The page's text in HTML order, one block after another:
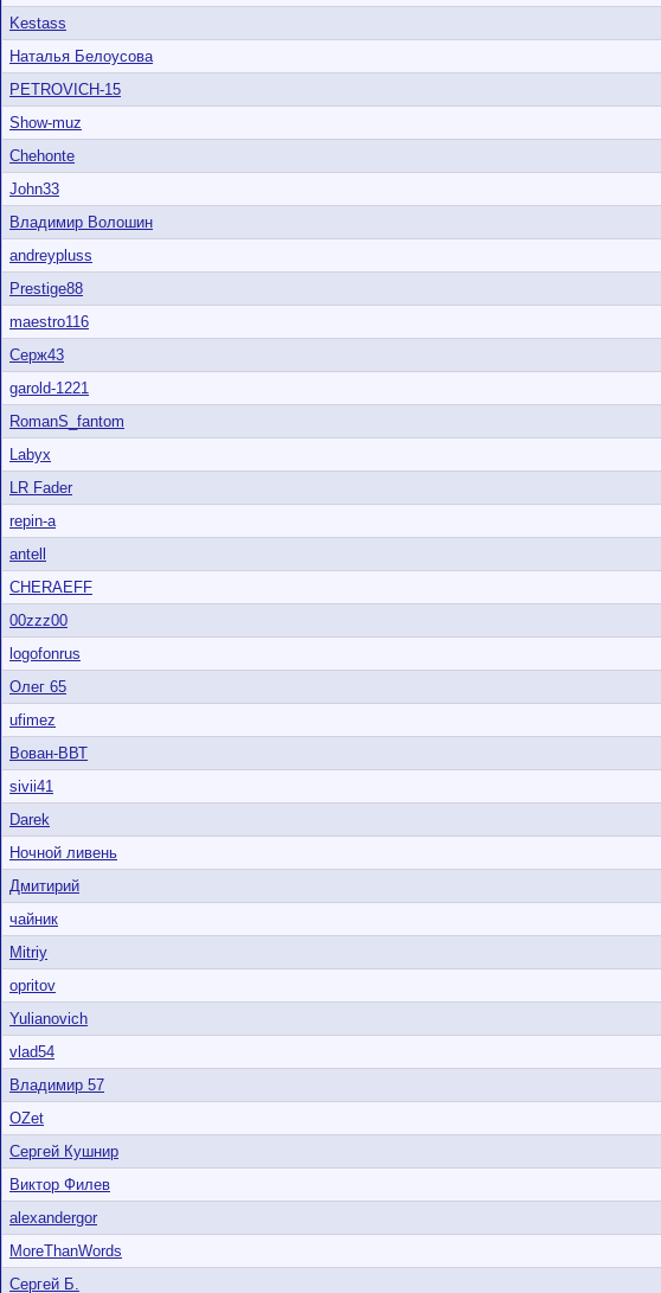
Kestass
Наталья Белоусова
PETROVICH-15
Show-muz
Chehonte
John33
Владимир Волошин
andreypluss
Prestige88
maestro116
Серж43
garold-1221
RomanS_fantom
Labyx
LR Fader
repin-a
antell
CHERAEFF
00zzz00
logofonrus
Олег 65
ufimez
Вован-ВВТ
sivii41
Darek
Ночной ливень
Дмитирий
чайник
Mitriy
opritov
Yulianovich
vlad54
Владимир 57
OZet
Сергей Кушнир
Виктор Филев
alexandergor
MoreThanWords
Сергей Б.